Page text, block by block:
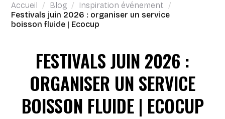
Accueil Blog
Inspiration événement
Festivals juin 2026 : organiser un service
boisson fluide | Ecocup
FESTIVALS JUIN 2026 :
ORGANISER UN SERVICE
BOISSON FLUIDE | ECOCUP